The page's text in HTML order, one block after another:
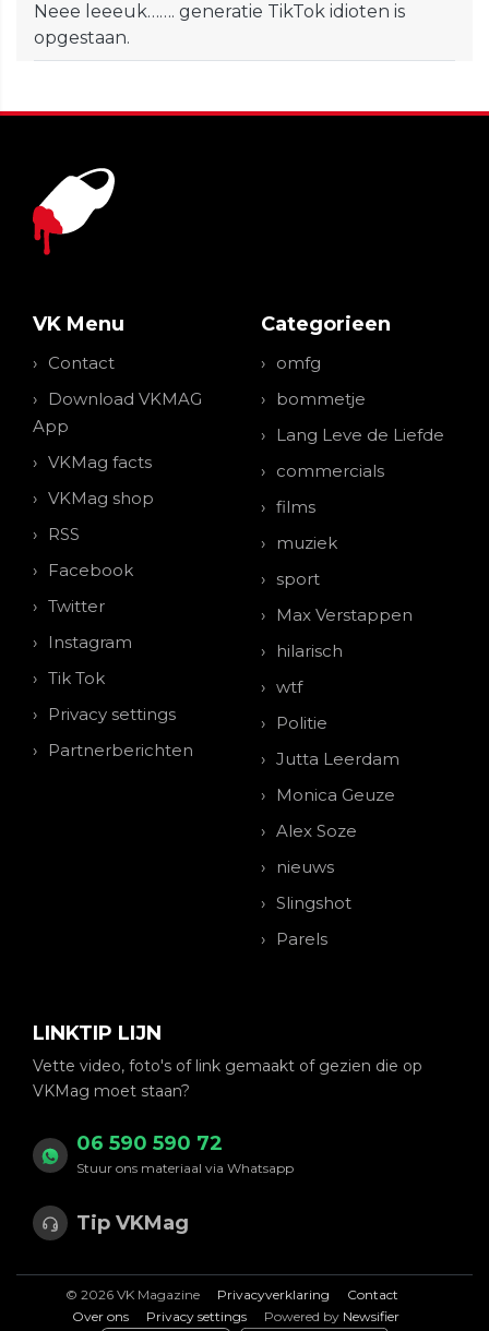
Neee leeeuk……. generatie TikTok idioten is
opgestaan.
VK Menu
Contact
Download VKMAG
App
VKMag facts
VKMag shop
RSS
Facebook
Twitter
Instagram
Tik Tok
Privacy settings
Partnerberichten
Categorieen
omfg
bommetje
Lang Leve de Liefde
commercials
films
muziek
sport
Max Verstappen
hilarisch
wtf
Politie
Jutta Leerdam
Monica Geuze
Alex Soze
nieuws
Slingshot
Parels
LINKTIP LIJN
Vette video, foto's of link gemaakt of gezien die op
VKMag moet staan?
06 590 590 72
Stuur ons materiaal via Whatsapp
Tip VKMag
© 2026 VK Magazine Privacyverklaring
Contact
Over ons
Privacy settings Powered by Newsifier